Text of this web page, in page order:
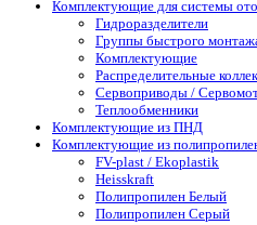
Комплектующие для системы
Гидроразделители
Группы быстрого
Комплектующие
Распределительные
Сервоприводы /
Теплообменники
Комплектующие из ПНД
Комплектующие из
FV-plast / Ekoplastik
Heisskraft
Полипропилен Белый
Полипропилен Серый